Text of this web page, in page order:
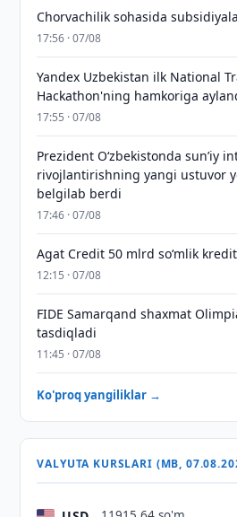
Chorvachilik sohasida
17:56 · 07/08
Yandex Uzbekistan ilk National
Hackathon'ning hamkoriga
17:55 · 07/08
Prezident Oʻzbekistonda sunʼiy
rivojlantirishning yangi ustuvor
belgilab berdi
17:46 · 07/08
Agat Credit 50 mlrd so‘mlik
12:15 · 07/08
FIDE Samarqand shaxmat
tasdiqladi
11:45 · 07/08
Ko'proq yangiliklar →
VALYUTA KURSLARI (MB,